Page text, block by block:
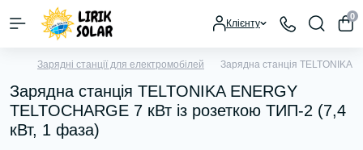
Клієнту
0
Зарядні станції для електромобілей Зарядна станція TELTONIKA
Зарядна станція TELTONIKA ENERGY
TELTOCHARGE 7 кВт із розеткою ТИП-2 (7,4
кВт, 1 фаза)